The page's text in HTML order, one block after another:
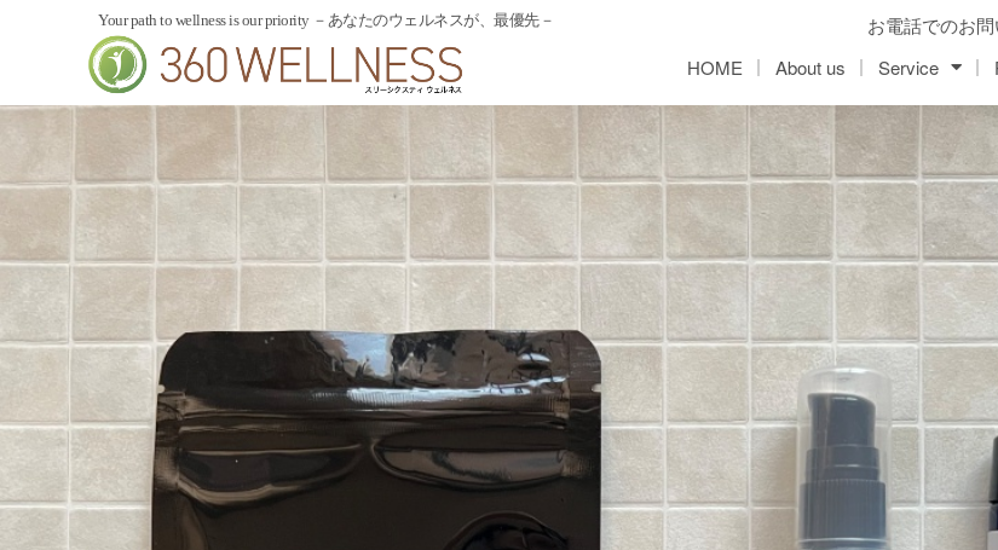
ス
キ
プ
Your path to wellness is our priority －あなたのウェルネスが、最優先－ お電話でのお
HOME About us Service